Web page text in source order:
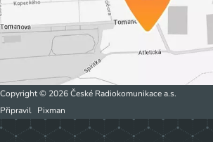
Copyright © 2026 České Radiokomunikace a.s.
Připravil Pixman